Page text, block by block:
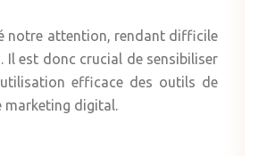
notre attention, rendant difficile
Il est donc crucial de sensibiliser
efficace des outils de
marketing digital.